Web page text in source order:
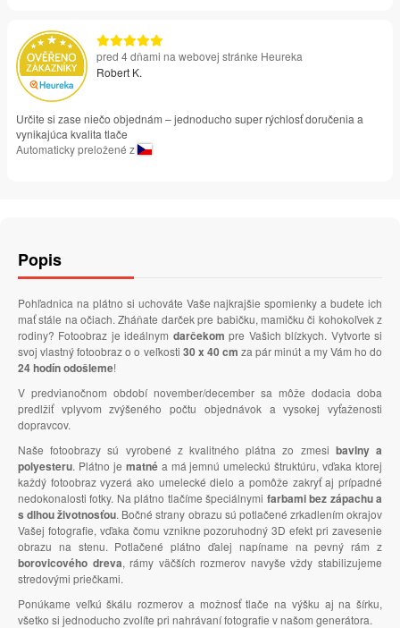
pred 4 dňami na webovej stránke Heureka
Robert K.
Určite si zase niečo objednám – jednoducho super rýchlosť doručenia a
vynikajúca kvalita tlače
Automaticky preložené z
Popis
Pohľadnica na plátno si uchováte Vaše najkrajšie spomienky a budete ich
mať stále na očiach. Zháňate darček pre babičku, mamičku či kohokoľvek z
rodiny? Fotoobraz je ideálnym darčekom pre Vašich blízkych. Vytvorte si
svoj vlastný fotoobraz o o veľkosti 30 x 40 cm za pár minút a my Vám ho do
24 hodín odošleme!
V predvianočnom období november/december sa môže dodacia doba
predlžiť vplyvom zvýšeného počtu objednávok a vysokej vyťaženosti
dopravcov.
Naše fotoobrazy sú vyrobené z kvalitného plátna zo zmesi bavlny a
polyesteru. Plátno je matnéa má jemnú umeleckú štruktúru, vďaka ktorej
každý fotoobraz vyzerá ako umelecké dielo a pomôže zakryť aj prípadné
nedokonalosti fotky. Na plátno tlačíme špeciálnymi farbami bez zápachu a
s dlhou životnosťou. Bočné strany obrazu sú potlačené zrkadlením okrajov
Vašej fotografie, vďaka čomu vznikne pozoruhodný 3D efekt pri zavesenie
obrazu na stenu. Potlačené plátno ďalej napíname na pevný rám z
borovicového dreva, rámy väčších rozmerov navyše vždy stabilizujeme
stredovými priečkami.
Ponúkame veľkú škálu rozmerov a možnosť tlače na výšku aj na šírku,
všetko si jednoducho zvolíte pri nahrávaní fotografie v našom generátora.